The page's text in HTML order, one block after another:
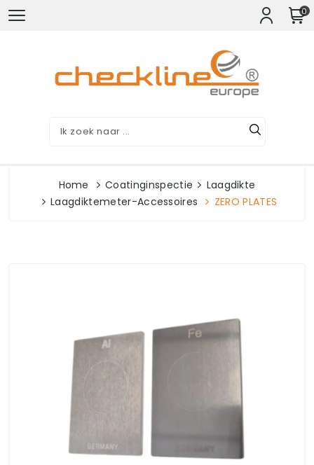
0
Home Coatinginspectie
Laagdikte
Laagdiktemeter-Accessoires
ZERO PLATES